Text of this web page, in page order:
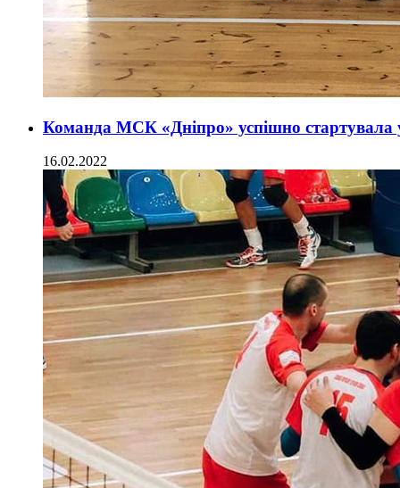
Команда МСК «Дніпро» успішно стартувала
16.02.2022